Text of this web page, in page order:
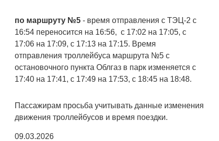
по маршруту №5 - время отправления с ТЭЦ-2 с
16:54 переносится на 16:56, с 17:02 на 17:05, с
17:06 на 17:09, с 17:13 на 17:15. Время
отправления троллейбуса маршрута №5 с
остановочного пункта Облгаз в парк изменяется с
17:40 на 17:41, с 17:49 на 17:53, с 18:45 на 18:48.
Пассажирам просьба учитывать данные изменения
движения троллейбусов и время поездки.
09.03.2026